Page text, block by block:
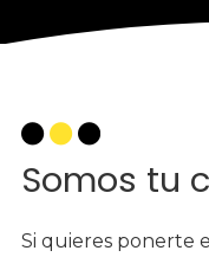
Somos tu
Si quieres ponerte